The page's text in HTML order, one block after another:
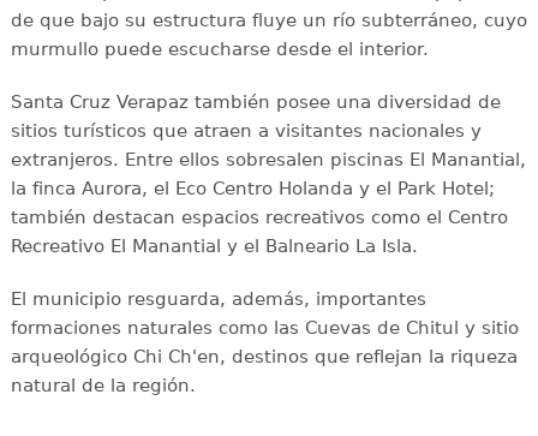
de que bajo su estructura fluye un río subterráneo, cuyo
murmullo puede escucharse desde el interior.
Santa Cruz Verapaz también posee una diversidad de
sitios turísticos que atraen a visitantes nacionales y
extranjeros. Entre ellos sobresalen piscinas El Manantial,
la finca Aurora, el Eco Centro Holanda y el Park Hotel;
también destacan espacios recreativos como el Centro
Recreativo El Manantial y el Balneario La Isla.
El municipio resguarda, además, importantes
formaciones naturales como las Cuevas de Chitul y sitio
arqueológico Chi Ch'en, destinos que reflejan la riqueza
natural de la región.